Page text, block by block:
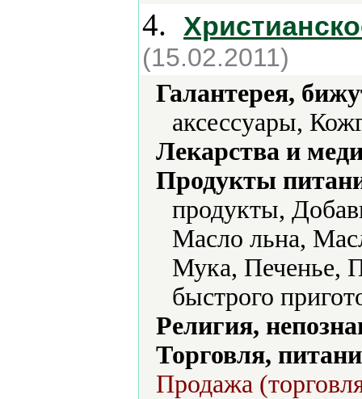
4.
(15.02.2011)
Галантерея,
аксессуары,
Лекарства и
Продукты
продукты,
Масло льна,
Мука, Печенье,
быстрого
Религия,
Торговля,
Продажа